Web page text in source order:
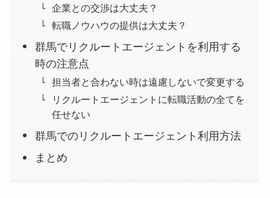
企業との交渉は大丈夫？
転職ノウハウの提供は大丈夫？
群馬でリクルートエージェントを利用する
時の注意点
担当者と合わない時は遠慮しないで変更する
リクルートエージェントに転職活動の全てを
任せない
群馬でのリクルートエージェント利用方法
まとめ